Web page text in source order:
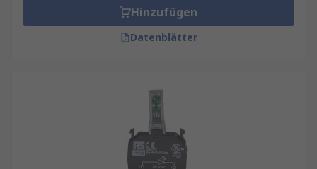
Hinzufügen
Datenblätter